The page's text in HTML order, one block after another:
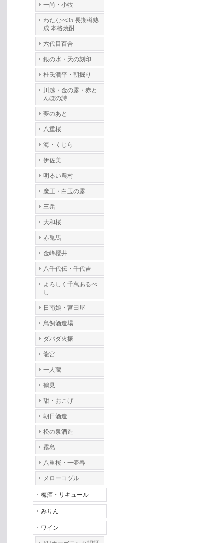
一尚・小牧
わたなべ35 長期樽熟
成 本格焼酎
六代目百合
銀の水・天の刻印
杜氏潤平・朝掘り
川越・金の露・赤と
んぼの詩
夢のあと
八重桜
海・くじら
伊佐美
明るい農村
魔王・白玉の露
三岳
大和桜
赤兎馬
金峰櫻井
八千代伝・千代吉
よろしく千萬あるべ
し
日南娘・宮田屋
鳥飼酒造場
ダバダ火振
龍宮
一人蔵
鶴見
甜・おこげ
朝日酒造
松の泉酒造
霧島
八重桜・一壷春
メローコヅル
梅酒・リキュール
みりん
ワイン